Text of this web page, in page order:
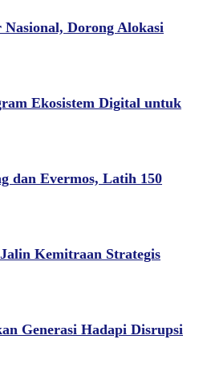
Dorong Alokasi
Ekosistem Digital untuk
dan Evermos, Latih 150
Kemitraan Strategis
Generasi Hadapi Disrupsi